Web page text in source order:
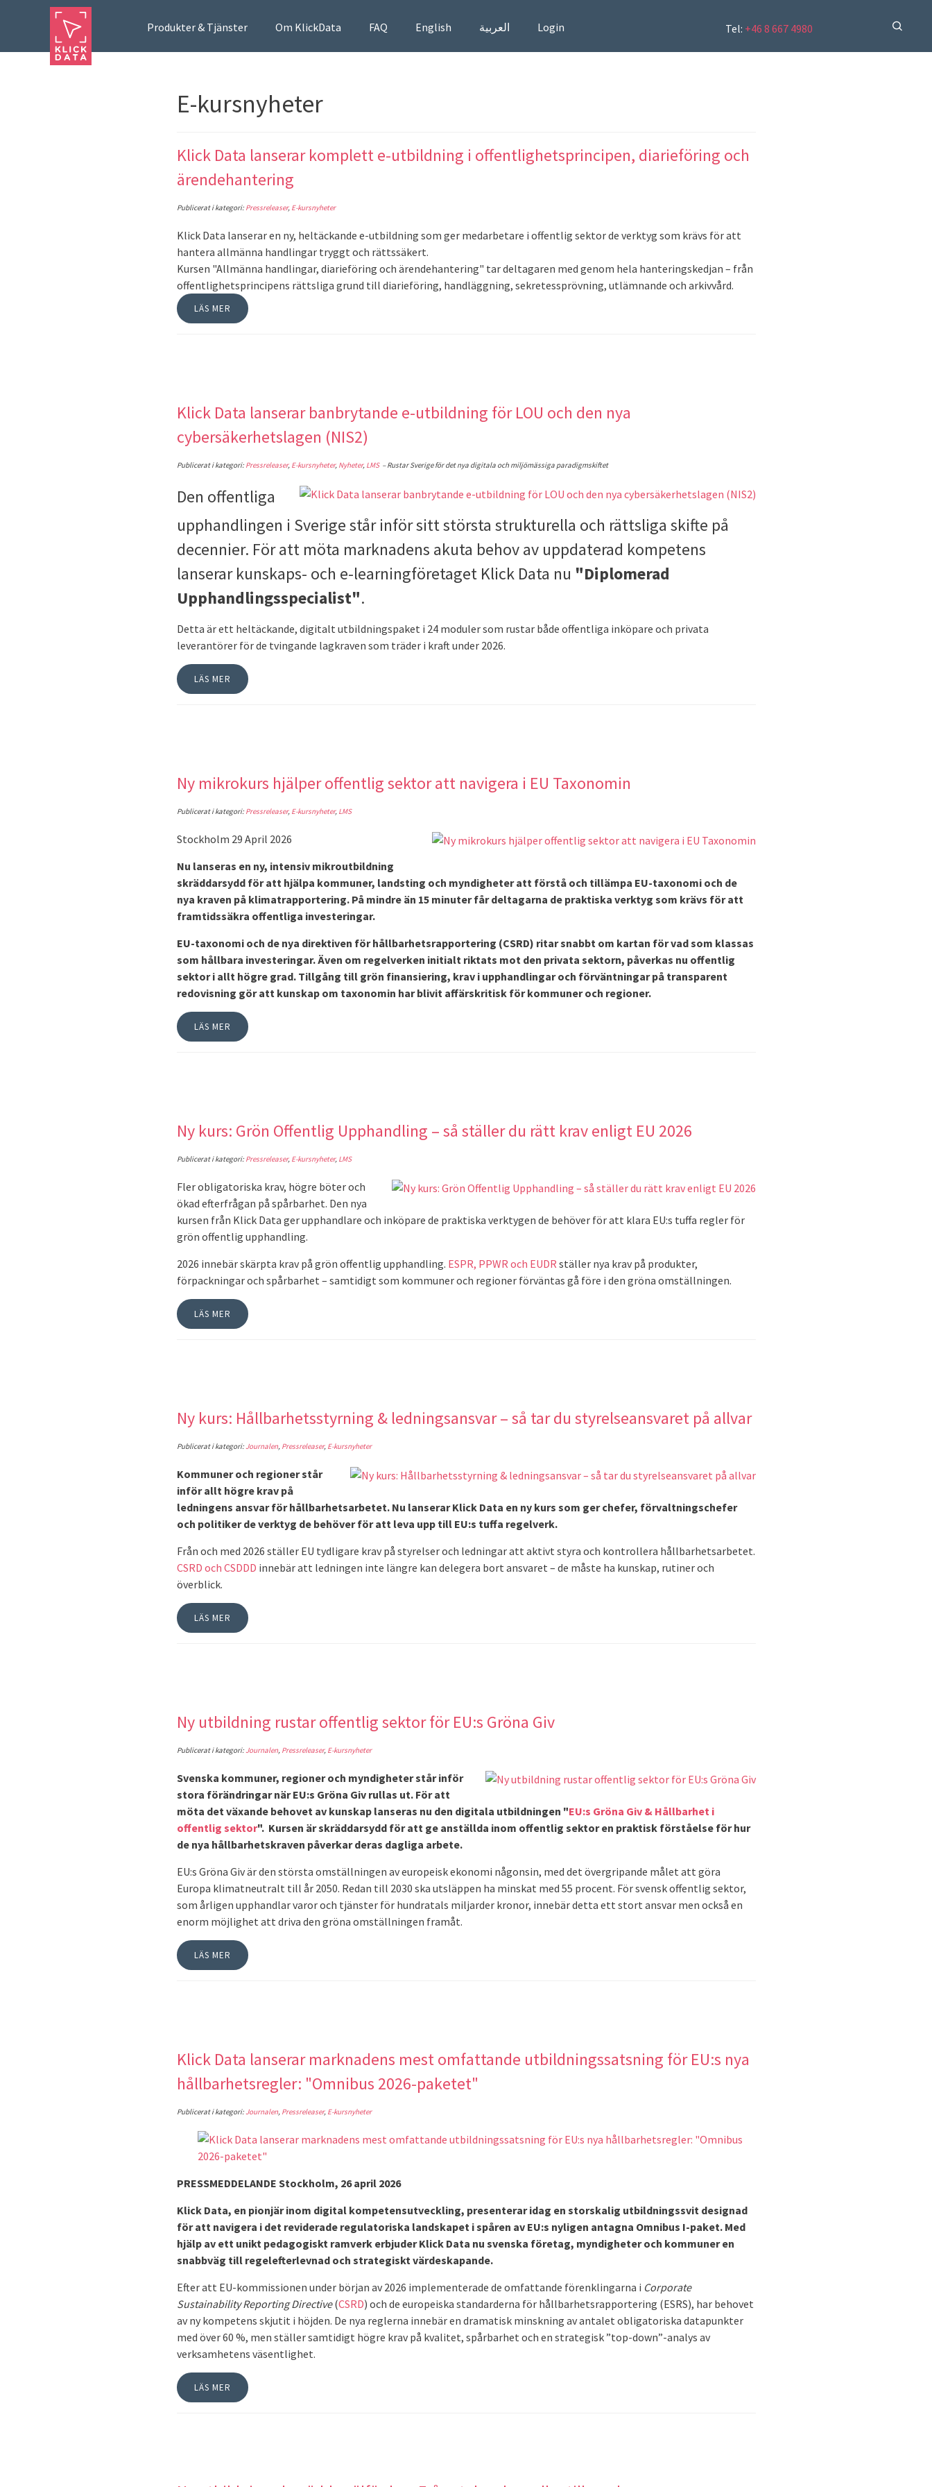
Produkter & Tjänster Om KlickData FAQ English العربية Login Tel: +46 8 667 4980
E-kursnyheter
Klick Data lanserar komplett e-utbildning i offentlighetsprincipen, diarieföring och
ärendehantering
Publicerat i kategori: Pressreleaser, E-kursnyheter
Klick Data lanserar en ny, heltäckande e-utbildning som ger medarbetare i offentlig sektor de verktyg som krävs för att
hantera allmänna handlingar tryggt och rättssäkert.
Kursen "Allmänna handlingar, diarieföring och ärendehantering" tar deltagaren med genom hela hanteringskedjan – från
offentlighetsprincipens rättsliga grund till diarieföring, handläggning, sekretessprövning, utlämnande och arkivvård.
LÄS MER
Klick Data lanserar banbrytande e-utbildning för LOU och den nya
cybersäkerhetslagen (NIS2)
Publicerat i kategori: Pressreleaser, E-kursnyheter, Nyheter, LMS– Rustar Sverige för det nya digitala och miljömässiga paradigmskiftet
Den offentliga
upphandlingen i Sverige står inför sitt största strukturella och rättsliga skifte på
decennier. För att möta marknadens akuta behov av uppdaterad kompetens
lanserar kunskaps- och e-learningföretaget Klick Data nu "Diplomerad
Upphandlingsspecialist".
Detta är ett heltäckande, digitalt utbildningspaket i 24 moduler som rustar både offentliga inköpare och privata
leverantörer för de tvingande lagkraven som träder i kraft under 2026.
LÄS MER
Ny mikrokurs hjälper offentlig sektor att navigera i EU Taxonomin
Publicerat i kategori: Pressreleaser, E-kursnyheter, LMS
Stockholm 29 April 2026
Nu lanseras en ny, intensiv mikroutbildning
skräddarsydd för att hjälpa kommuner, landsting och myndigheter att förstå och tillämpa EU-taxonomi och de
nya kraven på klimatrapportering. På mindre än 15 minuter får deltagarna de praktiska verktyg som krävs för att
framtidssäkra offentliga investeringar.
EU-taxonomi och de nya direktiven för hållbarhetsrapportering (CSRD) ritar snabbt om kartan för vad som klassas
som hållbara investeringar. Även om regelverken initialt riktats mot den privata sektorn, påverkas nu offentlig
sektor i allt högre grad. Tillgång till grön finansiering, krav i upphandlingar och förväntningar på transparent
redovisning gör att kunskap om taxonomin har blivit affärskritisk för kommuner och regioner.
LÄS MER
Ny kurs: Grön Offentlig Upphandling – så ställer du rätt krav enligt EU 2026
Publicerat i kategori: Pressreleaser, E-kursnyheter, LMS
Fler obligatoriska krav, högre böter och
ökad efterfrågan på spårbarhet. Den nya
kursen från Klick Data ger upphandlare och inköpare de praktiska verktygen de behöver för att klara EU:s tuffa regler för
grön offentlig upphandling.
2026 innebär skärpta krav på grön offentlig upphandling. ESPR, PPWR och EUDR ställer nya krav på produkter,
förpackningar och spårbarhet – samtidigt som kommuner och regioner förväntas gå före i den gröna omställningen.
LÄS MER
Ny kurs: Hållbarhetsstyrning & ledningsansvar – så tar du styrelseansvaret på allvar
Publicerat i kategori:Journalen, Pressreleaser, E-kursnyheter
Kommuner och regioner står
inför allt högre krav på
ledningens ansvar för hållbarhetsarbetet. Nu lanserar Klick Data en ny kurs som ger chefer, förvaltningschefer
och politiker de verktyg de behöver för att leva upp till EU:s tuffa regelverk.
Från och med 2026 ställer EU tydligare krav på styrelser och ledningar att aktivt styra och kontrollera hållbarhetsarbetet.
CSRD och CSDDD innebär att ledningen inte längre kan delegera bort ansvaret – de måste ha kunskap, rutiner och
överblick.
LÄS MER
Ny utbildning rustar offentlig sektor för EU:s Gröna Giv
Publicerat i kategori:Journalen, Pressreleaser, E-kursnyheter
Svenska kommuner, regioner och myndigheter står inför
stora förändringar när EU:s Gröna Giv rullas ut. För att
möta det växande behovet av kunskap lanseras nu den digitala utbildningen "EU:s Gröna Giv & Hållbarhet i
offentlig sektor". Kursen är skräddarsydd för att ge anställda inom offentlig sektor en praktisk förståelse för hur
de nya hållbarhetskraven påverkar deras dagliga arbete.
EU:s Gröna Giv är den största omställningen av europeisk ekonomi någonsin, med det övergripande målet att göra
Europa klimatneutralt till år 2050. Redan till 2030 ska utsläppen ha minskat med 55 procent. För svensk offentlig sektor,
som årligen upphandlar varor och tjänster för hundratals miljarder kronor, innebär detta ett stort ansvar men också en
enorm möjlighet att driva den gröna omställningen framåt.
LÄS MER
Klick Data lanserar marknadens mest omfattande utbildningssatsning för EU:s nya
hållbarhetsregler: "Omnibus 2026-paketet"
Publicerat i kategori:Journalen, Pressreleaser, E-kursnyheter
PRESSMEDDELANDE Stockholm, 26 april 2026
Klick Data, en pionjär inom digital kompetensutveckling, presenterar idag en storskalig utbildningssvit designad
för att navigera i det reviderade regulatoriska landskapet i spåren av EU:s nyligen antagna Omnibus I-paket. Med
hjälp av ett unikt pedagogiskt ramverk erbjuder Klick Data nu svenska företag, myndigheter och kommuner en
snabbväg till regelefterlevnad och strategiskt värdeskapande.
Efter att EU-kommissionen under början av 2026 implementerade de omfattande förenklingarna i Corporate
Sustainability Reporting Directive(CSRD) och de europeiska standarderna för hållbarhetsrapportering (ESRS), har behovet
av ny kompetens skjutit i höjden. De nya reglerna innebär en dramatisk minskning av antalet obligatoriska datapunkter
med över 60 %, men ställer samtidigt högre krav på kvalitet, spårbarhet och en strategisk ”top-down”-analys av
verksamhetens väsentlighet.
LÄS MER